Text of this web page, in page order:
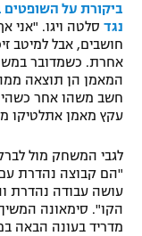
תנאי שימוש
מדיניות פרטיות
רשיון להקרנה
הצטרפות לחבילת
ספורט אתגרי
אומנויות לחימה
גיימינג E-Sports
ביקורת על
נגד סלטה ויגו. "אני
חושבים, אבל למיטב
אחרת. כשמדובר
המאמן הן תוצאה
חשב משהו אחר
עקץ מאמן אתלטיקו
לגבי המשחק מול
"הם קבוצה נהדרת
עושה עבודה נהדרת
הקו". סימאונה
מדריד בעונה הבאה